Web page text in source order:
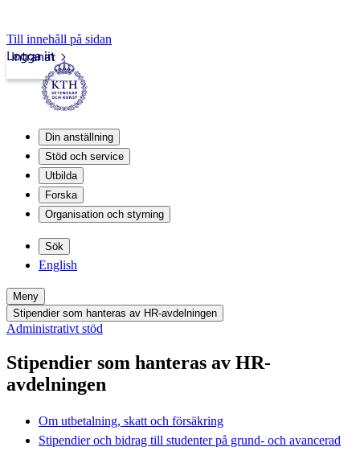
Till innehåll på sidan
Intranät
Logga in
Din anställning
Stöd och service
Utbilda
Forska
Organisation och styrning
Sök
English
Meny
Stipendier som hanteras av HR-avdelningen
Administrativt stöd
Stipendier som hanteras av HR-
avdelningen
Om utbetalning, skatt och försäkring
Stipendier och bidrag till studenter på grund- och avancerad